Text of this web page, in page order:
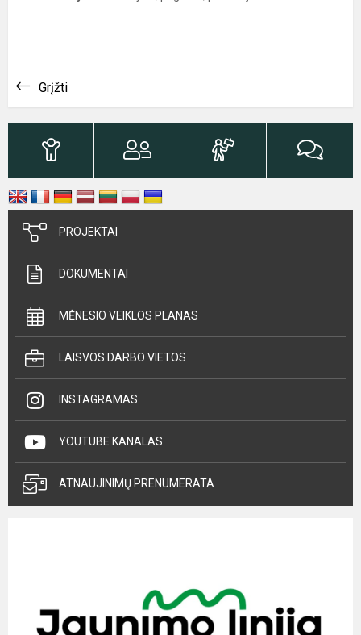
Grįžti
PROJEKTAI
DOKUMENTAI
MĖNESIO VEIKLOS PLANAS
LAISVOS DARBO VIETOS
INSTAGRAMAS
YOUTUBE KANALAS
ATNAUJINIMŲ PRENUMERATA